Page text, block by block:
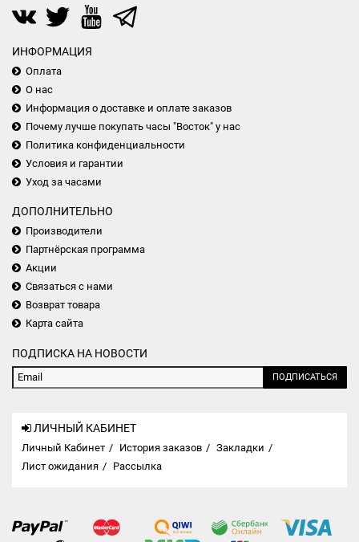
ИНФОРМАЦИЯ
Оплата
О нас
Информация о доставке и оплате заказов
Почему лучше покупать часы "Восток" у нас
Политика конфиденциальности
Условия и гарантии
Уход за часами
ДОПОЛНИТЕЛЬНО
Производители
Партнёрская программа
Акции
Связаться с нами
Возврат товара
Карта сайта
ПОДПИСКА НА НОВОСТИ
ПОДПИСАТЬСЯ
ЛИЧНЫЙ КАБИНЕТ
Личный Кабинет История заказов
Закладки
Лист ожидания
Рассылка